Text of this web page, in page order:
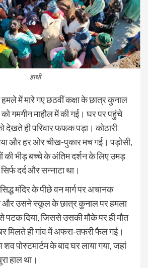
हाथी
हमले में मारे गए छठवीं कक्षा के छात्र कुनाल
गमगीन माहौल में की गई। घर पर पहुंचे
देखते ही परिवार फफक पड़ा। कोठारी
और हर ओर चीख-पुकार मच गई। पड़ोसी,
की भीड़ बच्चे के अंतिम दर्शन के लिए उमड़
दर्द और सन्नाटा था।
मंदिर के पीछे वन मार्ग पर अचानक
और उसने स्कूल के छात्र कुनाल पर हमला
पटक दिया, जिससे उसकी मौके पर ही मौत
मिलते ही गांव में अफरा-तफरी फैल गई।
पोस्टमार्टम के बाद घर लाया गया, जहां
हाल था।